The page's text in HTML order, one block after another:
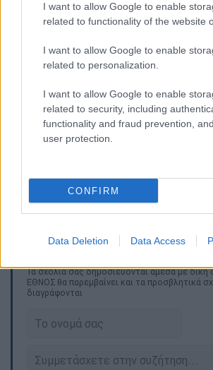
I want to allow Google to enable
related to functionality of the website
I want to allow Google to enable
related to personalization.
I want to allow Google to enable
related to security, including
functionality and fraud prevention,
user protection.
CONFIRM
Data Deletion Data Access
και «Καλή», δεν είναι
Πρόγραμμα. Η βράβευση έχει
έτους. Και φέτος ο Δήμος
παρέχει ενισχυμένη
διαθέτοντας πολλά χρήματα
δημοτικούς πόρους για την
λουομένων. Η παραλία της
έναν ναυαγοσώστη, η παραλία
του Ελαφονησίου διαθέτει
το κόστος της
ανέρχεται στο ποσό των
Τα σχολιά σας δημοσιεύονται άμεσα με δική
ΕΘΝΟΣ θα παρεμβαίνει και τα προσβλητικά
διαγράφονται